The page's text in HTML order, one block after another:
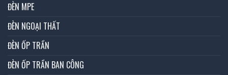
ĐÈN MPE
ĐÈN NGOẠI THẤT
ĐÈN ỐP TRẦN
ĐÈN ỐP TRẦN BAN CÔNG